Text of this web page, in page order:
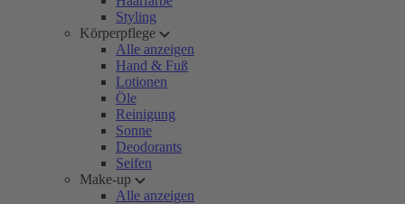
Styling
Körperpflege
Alle anzeigen
Hand & Fuß
Lotionen
Öle
Reinigung
Sonne
Deodorants
Seifen
Make-up
Alle anzeigen